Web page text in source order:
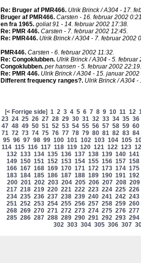
Re: Bruger af PMR466. Ulrik Brinck / A304 - 17.
Bruger af PMR466. Carsten - 16. februar 2002
en fra 1965. goliat 91 - 14. februar 2002 17:38.
Re: PMR 446. Carsten - 7. februar 2002 12:45.
Re: PMR446. Ulrik Brinck / A304 - 7. februar 2002
PMR446. Carsten - 6. februar 2002 11:32.
Re: Congoklubben. Ulrik Brinck / A304 - 5. februar
Congoklubben. per hansen - 5. februar 2002 22:19.
Re: PMR 446. Ulrik Brinck / A304 - 15. januar 2002
Different frequency ranges?. Ulrik Brinck / A304
[< Forrige side] 1 2 3 4 5 6 7 8 9 10 11 12
23 24 25 26 27 28 29 30 31 32 33 34 35 36
47 48 49 50 51 52 53 54 55 56 57 58 59 60
71 72 73 74 75 76 77 78 79 80 81 82 83 84
95 96 97 98 99 100 101 102 103 104 105
114 115 116 117 118 119 120 121 122 123
132 133 134 135 136 137 138 139 140 141
149 150 151 152 153 154 155 156 157 158
166 167 168 169 170 171 172 173 174 175
183 184 185 186 187 188 189 190 191 192
200 201 202 203 204 205 206 207 208 209
217 218 219 220 221 222 223 224 225 226
234 235 236 237 238 239 240 241 242 243
251 252 253 254 255 256 257 258 259 260
268 269 270 271 272 273 274 275 276 277
285 286 287 288 289 290 291 292 293 294
302 303 304 305 306 307